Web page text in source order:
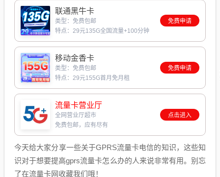
联通黑牛卡
类型：免费包邮
特点：29元135G全国流量+100分钟
免费申请
移动金香卡
类型：免费包邮
特点：29元155G首月免月租
免费申请
流量卡营业厅
全网营业厅超市
免费包邮，应有尽有
点击进入
今天给大家分享一些关于GPRS流量卡电信的知识，这些知
识对于想要提高gprs流量卡怎么办的人来说非常有用。别忘
了在流量卡网收藏我们哦！